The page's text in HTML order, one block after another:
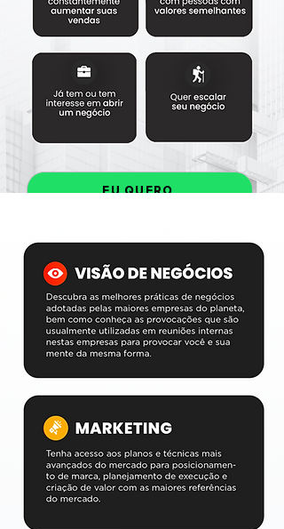
EU QUERO